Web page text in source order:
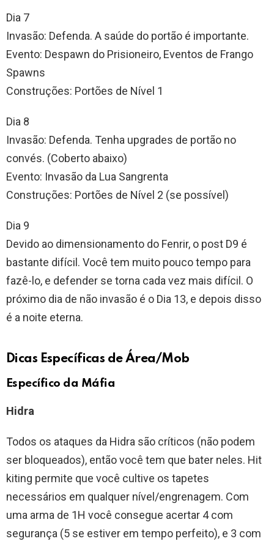
Dia 7
Invasão: Defenda. A saúde do portão é importante.
Evento: Despawn do Prisioneiro, Eventos de Frango
Spawns
Construções: Portões de Nível 1
Dia 8
Invasão: Defenda. Tenha upgrades de portão no
convés. (Coberto abaixo)
Evento: Invasão da Lua Sangrenta
Construções: Portões de Nível 2 (se possível)
Dia 9
Devido ao dimensionamento do Fenrir, o post D9 é
bastante difícil. Você tem muito pouco tempo para
fazê-lo, e defender se torna cada vez mais difícil. O
próximo dia de não invasão é o Dia 13, e depois disso
é a noite eterna.
Dicas Específicas de Área/Mob
Específico da Máfia
Hidra
Todos os ataques da Hidra são críticos (não podem
ser bloqueados), então você tem que bater neles. Hit
kiting permite que você cultive os tapetes
necessários em qualquer nível/engrenagem. Com
uma arma de 1H você consegue acertar 4 com
segurança (5 se estiver em tempo perfeito), e 3 com